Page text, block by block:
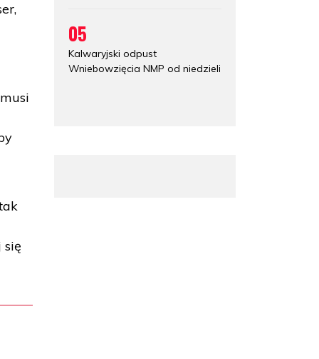
się
05
Kalwaryjski odpust
Wniebowzięcia NMP od niedzieli